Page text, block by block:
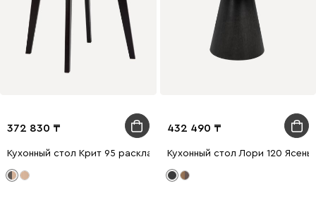
372 830
Кухонный стол Крит 95 раскладной Дуб Натуральный/Черный
432 490
Кухонный стол Лори 120 Ясень